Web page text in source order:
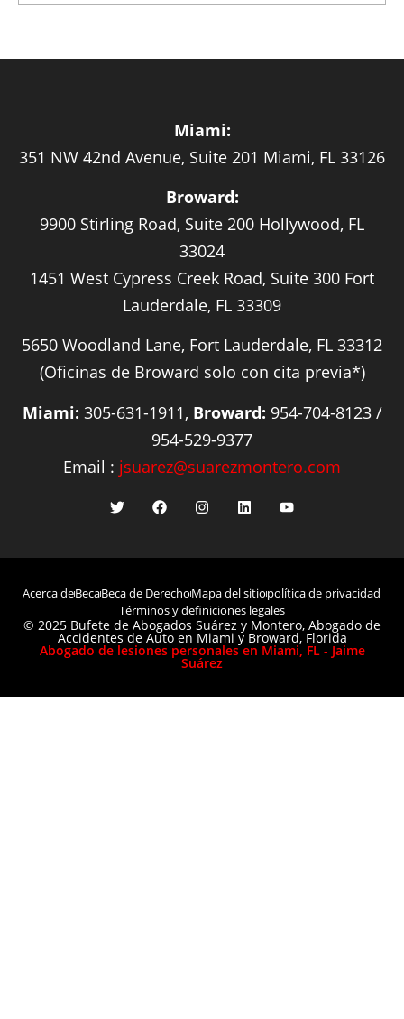
Miami:
351 NW 42nd Avenue, Suite 201 Miami, FL 33126
Broward:
9900 Stirling Road, Suite 200 Hollywood, FL
33024
1451 West Cypress Creek Road, Suite 300 Fort
Lauderdale, FL 33309
5650 Woodland Lane, Fort Lauderdale, FL 33312
(Oficinas de Broward solo con cita previa*)
Miami: 305-631-1911, Broward: 954-704-8123 /
954-529-9377
Email : jsuarez@suarezmontero.com
Acerca deBecaBeca de DerechoMapa del sitiopolítica de privacidad
Términos y definiciones legales
© 2025 Bufete de Abogados Suárez y Montero, Abogado de
Accidentes de Auto en Miami y Broward, Florida
Abogado de lesiones personales en Miami, FL - Jaime
Suárez